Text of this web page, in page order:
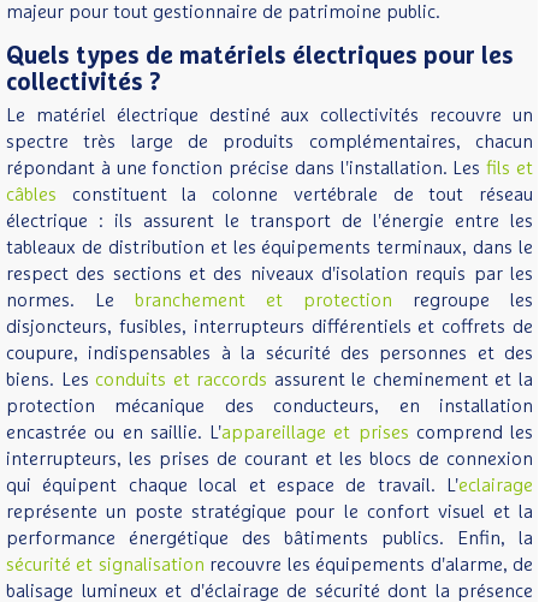
majeur pour tout gestionnaire de patrimoine public.
Quels types de matériels électriques pour les
collectivités ?
Le matériel électrique destiné aux collectivités recouvre un
spectre très large de produits complémentaires, chacun
répondant à une fonction précise dans l'installation. Lesfils et
câbles constituent la colonne vertébrale de tout réseau
électrique : ils assurent le transport de l'énergie entre les
tableaux de distribution et les équipements terminaux, dans le
respect des sections et des niveaux d'isolation requis par les
normes. Le branchement et protection regroupe les
disjoncteurs, fusibles, interrupteurs différentiels et coffrets de
coupure, indispensables à la sécurité des personnes et des
biens. Les conduits et raccords assurent le cheminement et la
protection mécanique des conducteurs, en installation
encastrée ou en saillie. L'appareillage et prises comprend les
interrupteurs, les prises de courant et les blocs de connexion
qui équipent chaque local et espace de travail. L'eclairage
représente un poste stratégique pour le confort visuel et la
performance énergétique des bâtiments publics. Enfin, la
sécurité et signalisation recouvre les équipements d'alarme, de
balisage lumineux et d'éclairage de sécurité dont la présence